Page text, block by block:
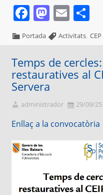
Facebook
Email
Portada Activitats,
Temps de
restauratives al
Servera
administrador 29/09/25
Enllaç a la convocatòria